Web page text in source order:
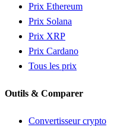
Prix Ethereum
Prix Solana
Prix XRP
Prix Cardano
Tous les prix
Outils & Comparer
Convertisseur crypto